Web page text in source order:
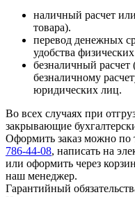
наличный расчет
товара).
перевод денежных
удобства
безналичный расчет
безналичному
юридических лиц.
Во всех случаях при
закрывающие
Оформить заказ можно по
786-44-08, написать на
или оформить через
наш менеджер.
Гарантийный